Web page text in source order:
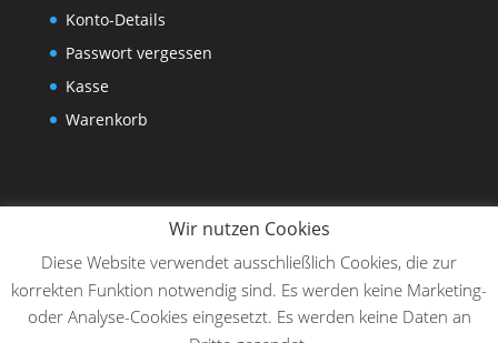
Konto-Details
Passwort vergessen
Kasse
Warenkorb
Wir nutzen Cookies
Diese Website verwendet ausschließlich Cookies, die zur
korrekten Funktion notwendig sind. Es werden keine Marketing-
oder Analyse-Cookies eingesetzt. Es werden keine Daten an